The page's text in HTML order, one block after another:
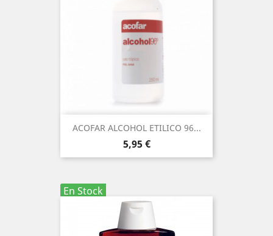
ACOFAR ALCOHOL ETILICO 96...
Precio
5,95 €
En Stock